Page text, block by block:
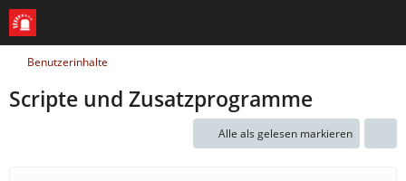
Benutzerinhalte
Scripte und Zusatzprogramme
Alle als gelesen markieren